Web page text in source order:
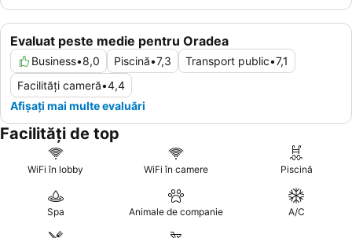
Evaluat peste medie pentru Oradea
Business•8,0 Piscină•7,3 Transport public•7,1
Facilități cameră•4,4
Afișați mai multe evaluări
Facilități de top
WiFi în lobby WiFi în camere Piscină
Spa Animale de companie A/C